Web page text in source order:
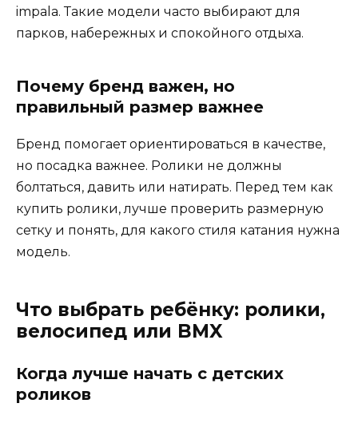
impala. Такие модели часто выбирают для
парков, набережных и спокойного отдыха.
Почему бренд важен, но
правильный размер важнее
Бренд помогает ориентироваться в качестве,
но посадка важнее. Ролики не должны
болтаться, давить или натирать. Перед тем как
купить ролики, лучше проверить размерную
сетку и понять, для какого стиля катания нужна
модель.
Что выбрать ребёнку: ролики,
велосипед или BMX
Когда лучше начать с детских
роликов